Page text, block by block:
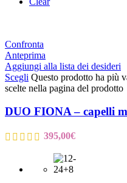
Confronta
Anteprima
Aggiungi alla lista dei desideri
Scegli Questo prodotto ha più
scelte nella pagina del prodotto
DUO FIONA – capelli
395,00€